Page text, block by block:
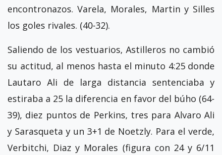
encontronazos. Varela, Morales, Martin y Silles
los goles rivales. (40-32).
Saliendo de los vestuarios, Astilleros no cambió
su actitud, al menos hasta el minuto 4:25 donde
Lautaro Ali de larga distancia sentenciaba y
estiraba a 25 la diferencia en favor del búho (64-
39), diez puntos de Perkins, tres para Alvaro Ali
y Sarasqueta y un 3+1 de Noetzly. Para el verde,
Verbitchi, Diaz y Morales (figura con 24 y 6/11